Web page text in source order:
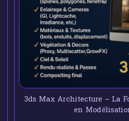
3ds Max Architecture – La
en